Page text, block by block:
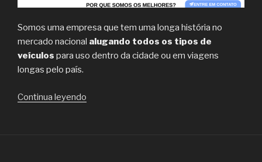
Somos uma empresa que tem uma longa história no
mercado nacional alugando todos os tipos de
veículos para uso dentro da cidade ou em viagens
longas pelo país.
Continua leyendo